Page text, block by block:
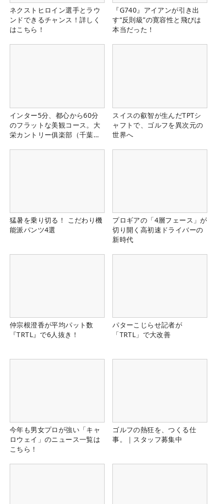
ネクストヒロイン選手とラウ
ンドできるチャンス！詳しく
はこちら！
『G740』アイアンが引き出
す“反則級”の寛容性と飛びは
本当だった！
インター5分、都心から60分
のフラットな美観コース。大
栄カントリー俱楽部（千葉
スイスの叡智が生んだTPTシ
ャフトで、ゴルフを異次元の
世界へ
猛暑を乗り切る！ こだわり機
能派パンツ4選
プロギアの「4層フェース」が
切り開く高初速ドライバーの
新時代
仲宗根澄香が平均パット数
『TRTL』で6人抜き！
パターこじらせ記者が
「TRTL」で大改善
今年も男女プロが強い「キャ
ロウェイ」のニュース一覧は
こちら！
ゴルフの熱狂を、つくる仕
事。｜スタッフ募集中